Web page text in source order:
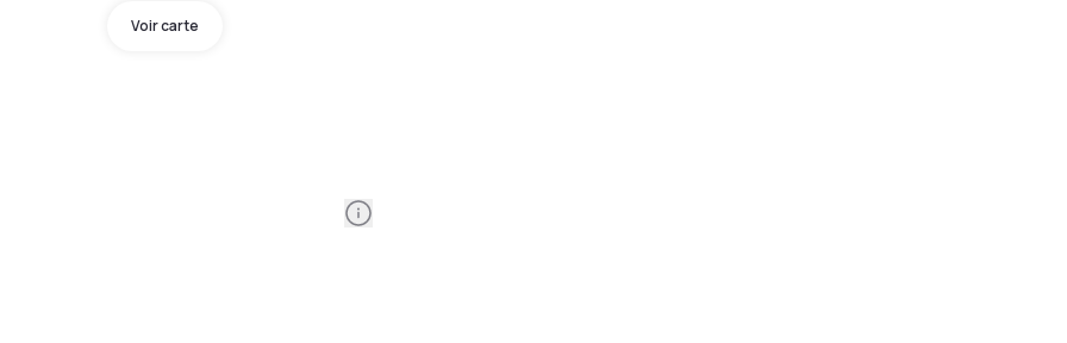
Voir carte
Information